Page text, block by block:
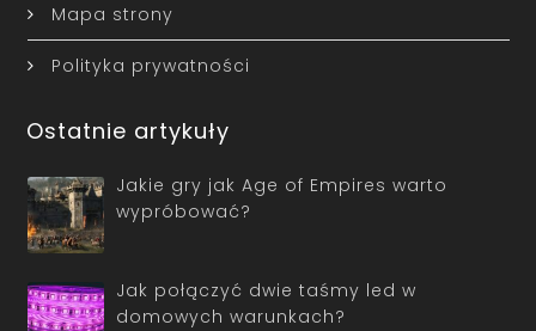
Mapa strony
Polityka prywatności
Ostatnie artykuły
Jakie gry jak Age of Empires warto
wypróbować?
Jak połączyć dwie taśmy led w
domowych warunkach?